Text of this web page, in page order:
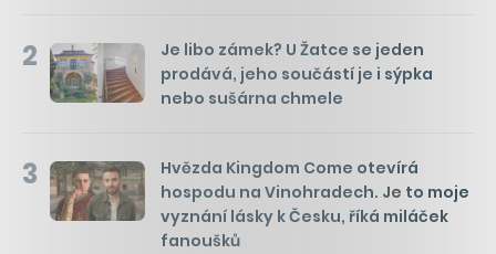
2
Je libo zámek? U Žatce se jeden
prodává, jeho součástí je i sýpka
nebo sušárna chmele
3
Hvězda Kingdom Come otevírá
hospodu na Vinohradech. Je to moje
vyznání lásky k Česku, říká miláček
fanoušků